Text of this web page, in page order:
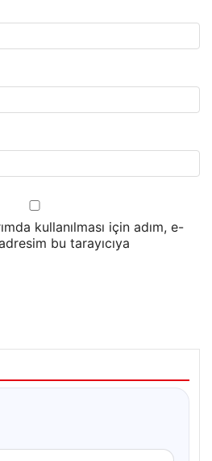
kullanılması için adım, e-
bu tarayıcıya